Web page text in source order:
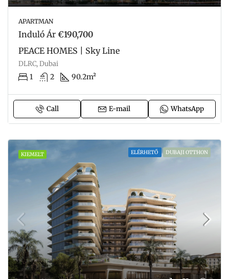
APARTMAN
Induló Ár €190,700
PEACE HOMES | Sky Line
DLRC, Dubai
1 2 90.2m²
Call E-mail WhatsApp
KIEMELT ELÉRHETŐ DUBAJI OTTHON